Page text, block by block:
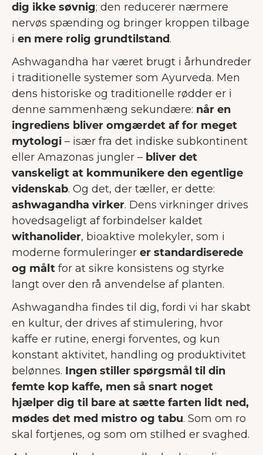
dig ikke søvnig; den reducerer nærmere
nervøs spænding og bringer kroppen tilbage
i en mere rolig grundtilstand.
Ashwagandha har været brugt i århundreder
i traditionelle systemer som Ayurveda. Men
dens historiske og traditionelle rødder er i
denne sammenhæng sekundære: når en
ingrediens bliver omgærdet af for meget
mytologi – især fra det indiske subkontinent
eller Amazonas jungler – bliver det
vanskeligt at kommunikere den egentlige
videnskab. Og det, der tæller, er dette:
ashwagandha virker. Dens virkninger drives
hovedsageligt af forbindelser kaldet
withanolider, bioaktive molekyler, som i
moderne formuleringer er standardiserede
og målt for at sikre konsistens og styrke
langt over den rå anvendelse af planten.
Ashwagandha findes til dig, fordi vi har skabt
en kultur, der drives af stimulering, hvor
kaffe er rutine, energi forventes, og kun
konstant aktivitet, handling og produktivitet
belønnes. Ingen stiller spørgsmål til din
femte kop kaffe, men så snart noget
hjælper dig til bare at sætte farten lidt ned,
mødes det med mistro og tabu. Som om ro
skal fortjenes, og som om stilhed er svaghed.